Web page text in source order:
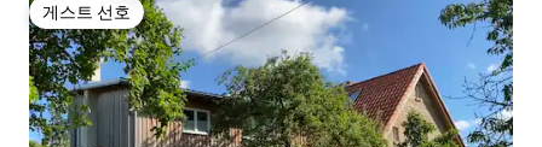
게스트 선호
게스트 선호